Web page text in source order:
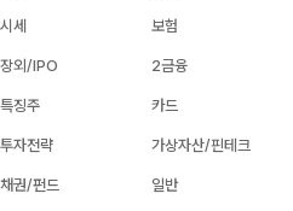
시세
장외/IPO
특징주
투자전략
채권/펀드
보험
2금융
카드
가상자산/핀테크
일반